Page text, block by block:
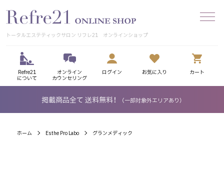
トータルエステティックサロン リフレ21 オンラインショップ
Refre21
について
オンライン
カウンセリング
ログイン お気に入り カート
掲載商品全て 送料無料！ （一部対象外エリアあり）
ホーム Esthe Pro Labo グランメディック